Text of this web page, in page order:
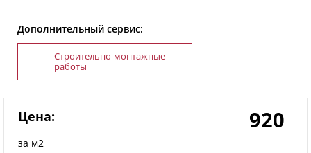
Дополнительный сервис:
Строительно-монтажные
работы
Цена:
за м2
920